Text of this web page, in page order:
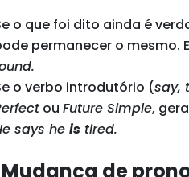
o que foi dito ainda é
permanecer o mesmo.
o verbo introdutório (say,
ouFuture Simple,
says heis tired.
Mudança de